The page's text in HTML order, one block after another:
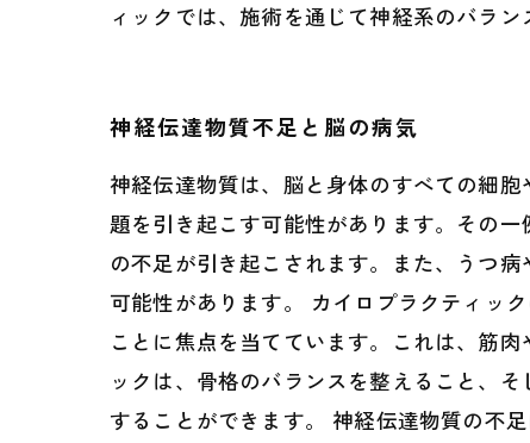
ィックでは、施術を通じて神経系のバラ
神経伝達物質不足と脳の病気
神経伝達物質は、脳と身体のすべての細
題を引き起こす可能性があります。その
の不足が引き起こされます。また、うつ
可能性があります。 カイロプラクティッ
ことに焦点を当てています。これは、筋
ックは、骨格のバランスを整えること、
することができます。 神経伝達物質の不